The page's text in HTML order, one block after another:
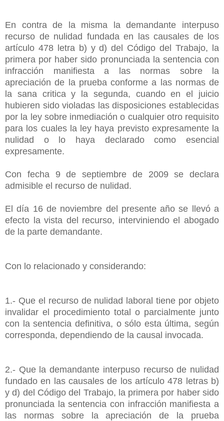
En contra de la misma la demandante interpuso
recurso de nulidad fundada en las causales de los
artículo 478 letra b) y d) del Código del Trabajo, la
primera por haber sido pronunciada la sentencia con
infracción manifiesta a las normas sobre la
apreciación de la prueba conforme a las normas de
la sana critica y la segunda, cuando en el juicio
hubieren sido violadas las disposiciones establecidas
por la ley sobre inmediación o cualquier otro requisito
para los cuales la ley haya previsto expresamente la
nulidad o lo haya declarado como esencial
expresamente.
Con fecha 9 de septiembre de 2009 se declara
admisible el recurso de nulidad.
El día 16 de noviembre del presente año se llevó a
efecto la vista del recurso, interviniendo el abogado
de la parte demandante.
Con lo relacionado y considerando:
1.- Que el recurso de nulidad laboral tiene por objeto
invalidar el procedimiento total o parcialmente junto
con la sentencia definitiva, o sólo esta última, según
corresponda, dependiendo de la causal invocada.
2.- Que la demandante interpuso recurso de nulidad
fundado en las causales de los artículo 478 letras b)
y d) del Código del Trabajo, la primera por haber sido
pronunciada la sentencia con infracción manifiesta a
las normas sobre la apreciación de la prueba